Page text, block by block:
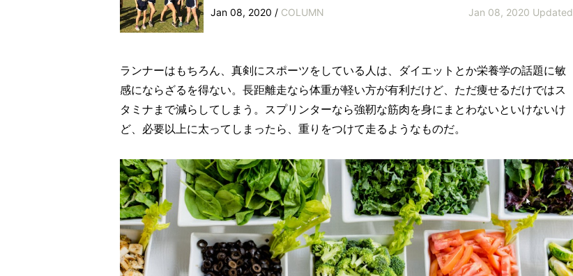
Jan 08, 2020 / COLUMN Jan 08, 2020 Updated
ランナーはもちろん、真剣にスポーツをしている人は、ダイエットとか栄養学の話題に敏
感にならざるを得ない。長距離走なら体重が軽い方が有利だけど、ただ痩せるだけではス
タミナまで減らしてしまう。スプリンターなら強靭な筋肉を身にまとわないといけないけ
ど、必要以上に太ってしまったら、重りをつけて走るようなものだ。